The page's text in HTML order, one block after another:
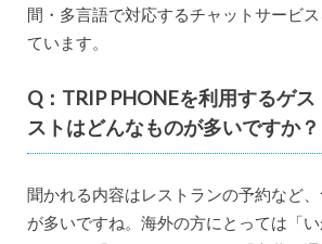
間・多言語で対応するチャットサービ
ています。
Q：TRIP PHONEを利用するゲ
ストはどんなものが多いですか？
聞かれる内容はレストランの予約など
が多いですね。海外の方にとっては「